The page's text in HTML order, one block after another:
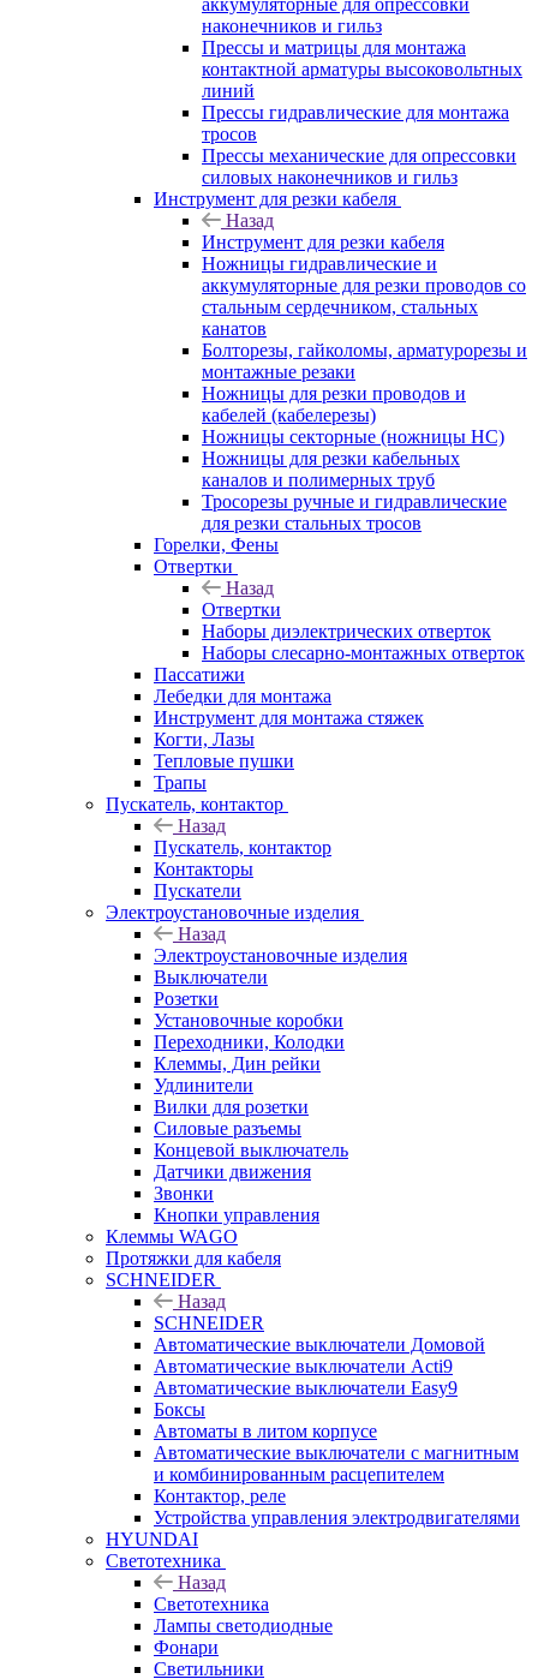
аккумуляторные для опрессовки
наконечников и гильз
Прессы и матрицы для монтажа
контактной арматуры высоковольтных
линий
Прессы гидравлические для монтажа
тросов
Прессы механические для опрессовки
силовых наконечников и гильз
Инструмент для резки кабеля
Назад
Инструмент для резки кабеля
Ножницы гидравлические и
аккумуляторные для резки проводов со
стальным сердечником, стальных
канатов
Болторезы, гайколомы, арматурорезы и
монтажные резаки
Ножницы для резки проводов и
кабелей (кабелерезы)
Ножницы секторные (ножницы НС)
Ножницы для резки кабельных
каналов и полимерных труб
Тросорезы ручные и гидравлические
для резки стальных тросов
Горелки, Фены
Отвертки
Назад
Отвертки
Наборы диэлектрических отверток
Наборы слесарно-монтажных отверток
Пассатижи
Лебедки для монтажа
Инструмент для монтажа стяжек
Когти, Лазы
Тепловые пушки
Трапы
Пускатель, контактор
Назад
Пускатель, контактор
Контакторы
Пускатели
Электроустановочные изделия
Назад
Электроустановочные изделия
Выключатели
Розетки
Установочные коробки
Переходники, Колодки
Клеммы, Дин рейки
Удлинители
Вилки для розетки
Силовые разъемы
Концевой выключатель
Датчики движения
Звонки
Кнопки управления
Клеммы WAGO
Протяжки для кабеля
SCHNEIDER
Назад
SCHNEIDER
Автоматические выключатели Домовой
Автоматические выключатели Acti9
Автоматические выключатели Easy9
Боксы
Автоматы в литом корпусе
Автоматические выключатели с магнитным
и комбинированным расцепителем
Контактор, реле
Устройства управления электродвигателями
HYUNDAI
Светотехника
Назад
Светотехника
Лампы светодиодные
Фонари
Светильники